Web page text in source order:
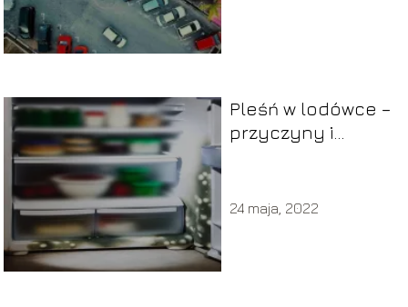
Pleśń w lodówce –
przyczyny i
24 maja, 2022